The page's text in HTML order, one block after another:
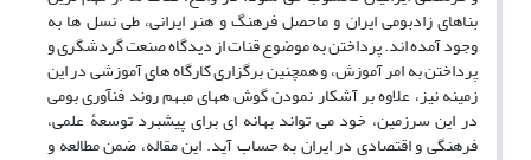
بناهای زادبومی ایران و ماحصل فرهنگ و هنر ایرانی، طی نسل ها به
وجود آمده اند. پرداختن به موضوع قنات از دیدگاه صنعت گردشگری و
پرداختن به امر آموزش، و همچنین برگزاری کارگاه های آموزشی در این
زمینه نیز، علاوه بر آشکار نمودن گوش ههای مبهم روند فنآوری بومی
در این سرزمین، خود می تواند بهانه ای برای پیشبرد توسعۀ علمی،
فرهنگی و اقتصادی در ایران به حساب آید. این مقاله، ضمن مطالعه و